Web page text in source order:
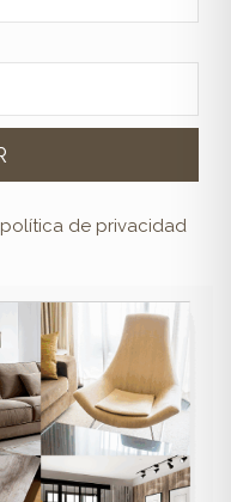
política de privacidad